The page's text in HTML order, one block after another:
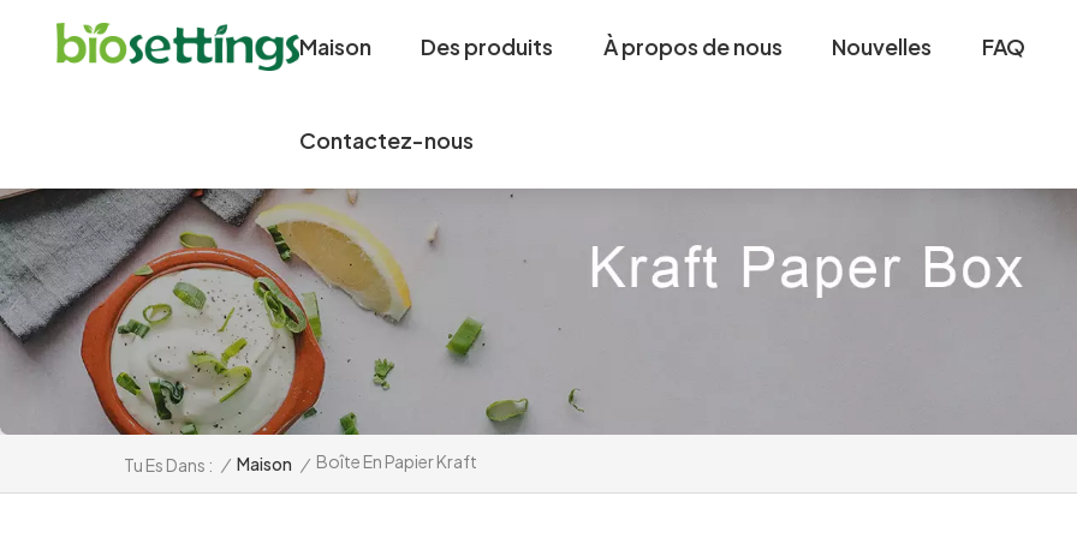
Maison Des produits À propos de nous Nouvelles FAQ
Contactez-nous
Tu Es Dans : / Maison / Boîte En Papier Kraft